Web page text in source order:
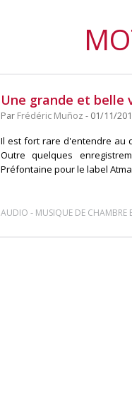
Une grande et belle
Par Frédéric Muñoz - 01/11/
Il est fort rare d'entendre au
Outre quelques
Préfontaine pour le label
AUDIO - MUSIQUE DE CHAMBRE